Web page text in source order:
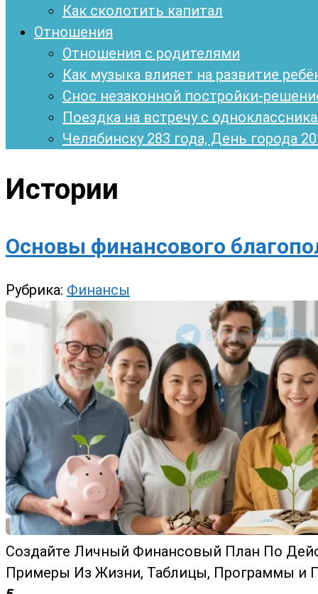
Как сколотить капитал
Отношения
Отношения с родителями
Как музыка влияет на развитие
Снос незаконной постройки-
Поездка на встречу с
Челябинску 283 года, День города
Истории
Основы финансового
Рубрика: Финансы
Создайте Личный Финансовый План По
Примеры Из Жизни, Таблицы, Программы и